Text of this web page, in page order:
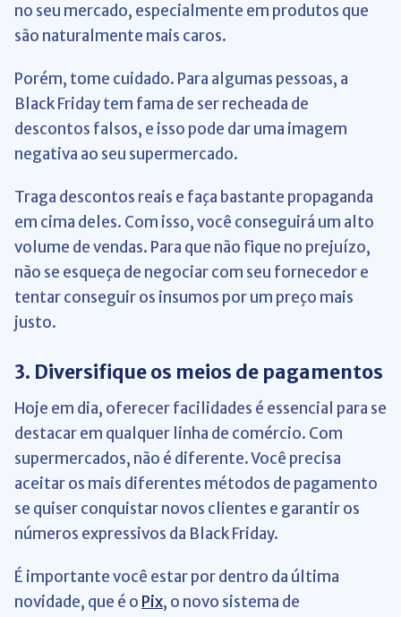
no seu mercado, especialmente em produtos que
são naturalmente mais caros.
Porém, tome cuidado. Para algumas pessoas, a
Black Friday tem fama de ser recheada de
descontos falsos, e isso pode dar uma imagem
negativa ao seu supermercado.
Traga descontos reais e faça bastante propaganda
em cima deles. Com isso, você conseguirá um alto
volume de vendas. Para que não fique no prejuízo,
não se esqueça de negociar com seu fornecedor e
tentar conseguir os insumos por um preço mais
justo.
3. Diversifique os meios de pagamentos
Hoje em dia, oferecer facilidades é essencial para se
destacar em qualquer linha de comércio. Com
supermercados, não é diferente. Você precisa
aceitar os mais diferentes métodos de pagamento
se quiser conquistar novos clientes e garantir os
números expressivos da Black Friday.
É importante você estar por dentro da última
novidade, que é o Pix, o novo sistema de